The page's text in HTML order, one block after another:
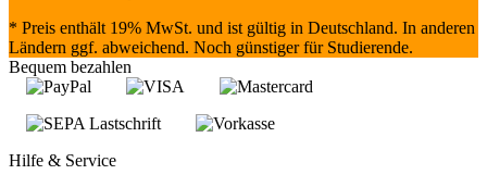
* Preis enthält 19% MwSt. und ist gültig in Deutschland. In anderen
Ländern ggf. abweichend. Noch günstiger für Studierende.
Bequem bezahlen
Hilfe & Service